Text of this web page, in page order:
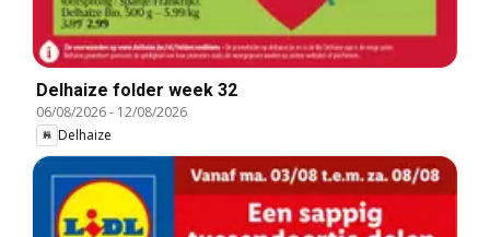
Delhaize folder week 32
06/08/2026- 12/08/2026
Delhaize